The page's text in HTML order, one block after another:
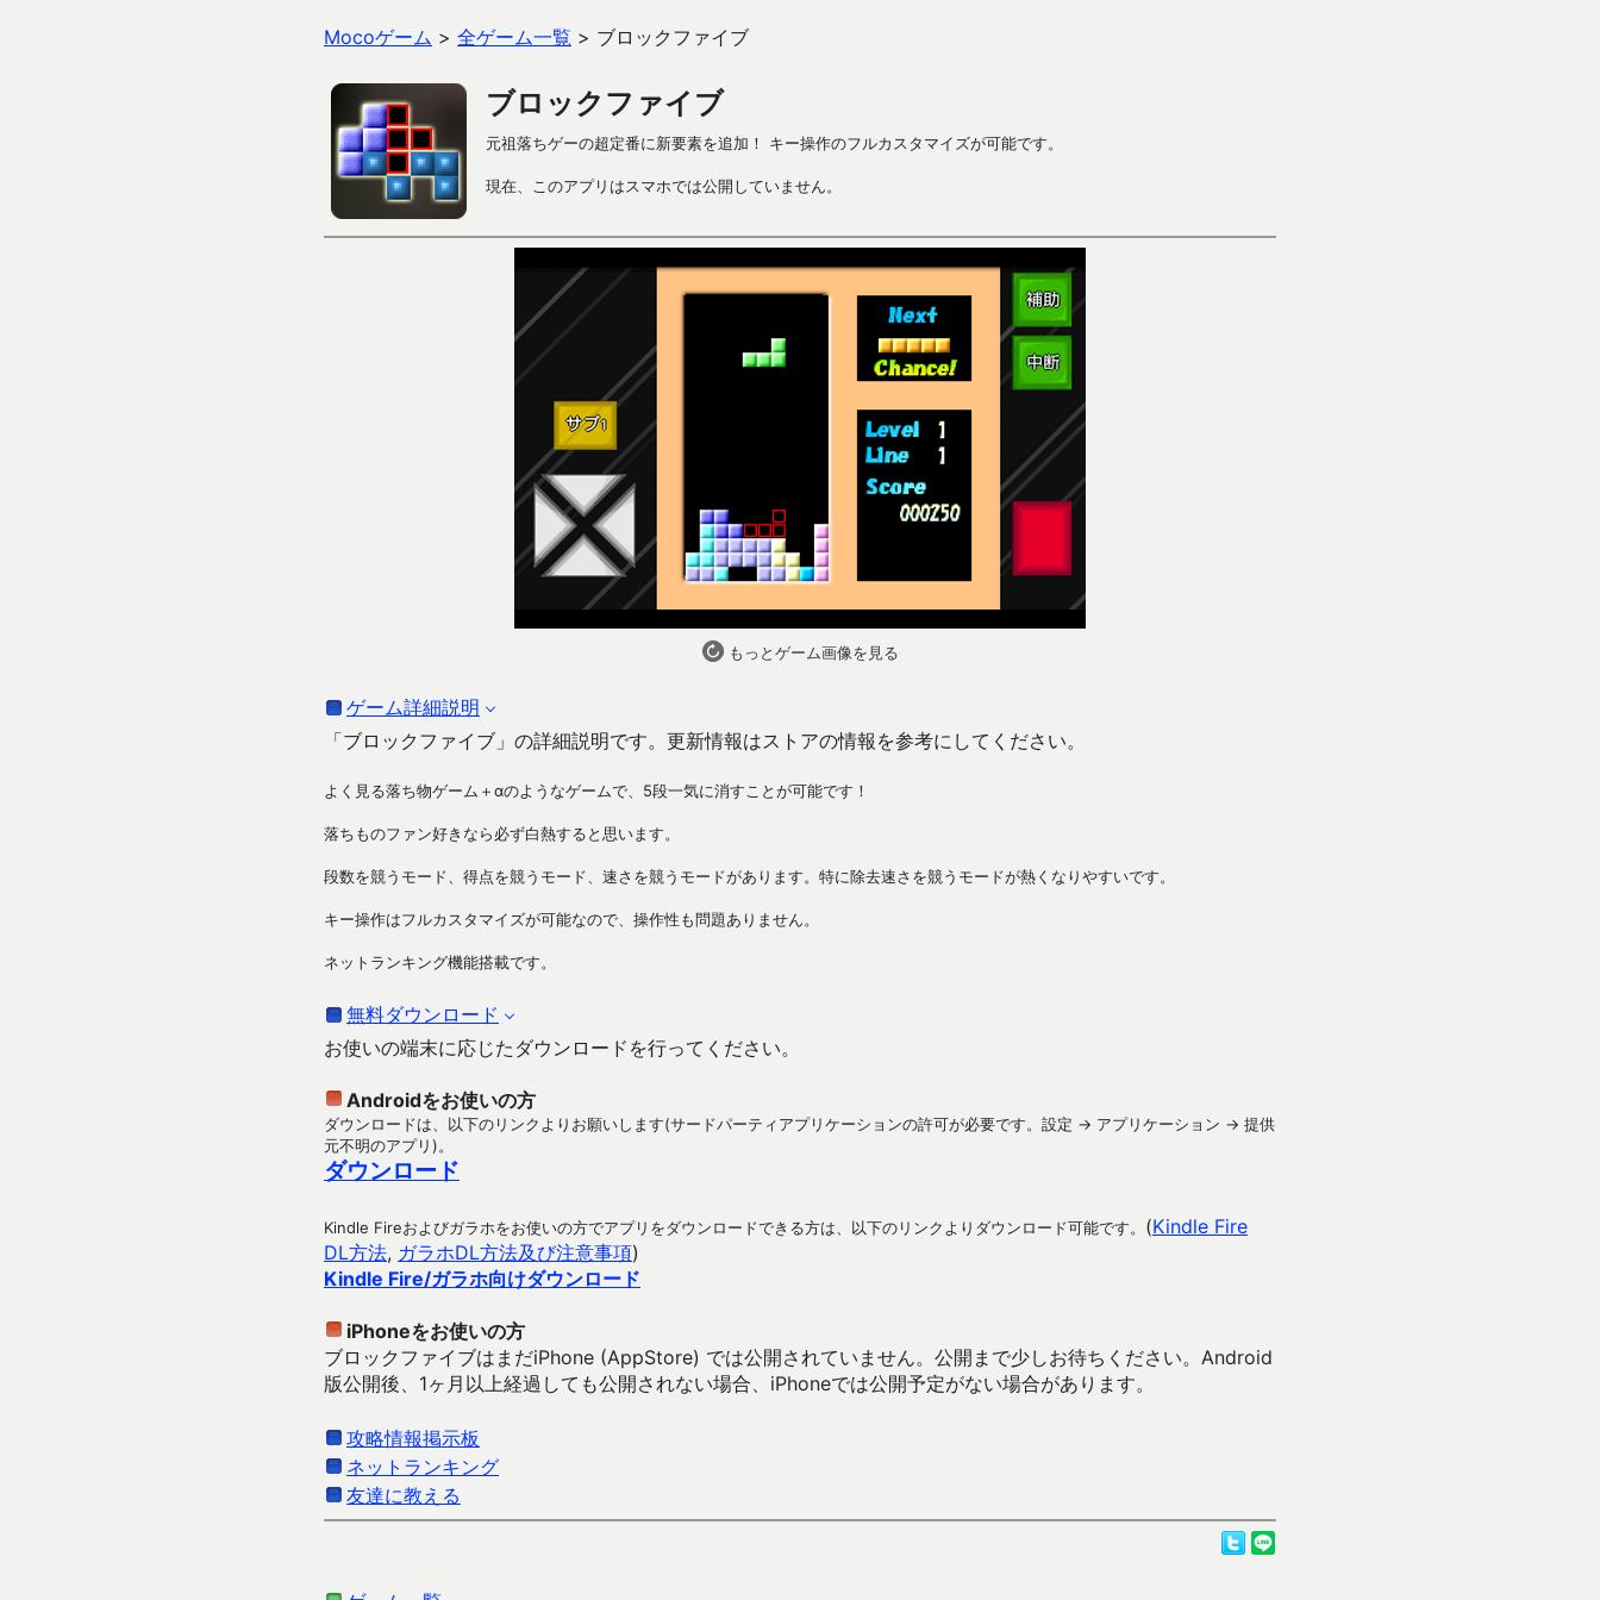
Mocoゲーム > 全ゲーム一覧 > ブロックファイブ
ブロックファイブ
元祖落ちゲーの超定番に新要素を追加！ キー操作のフルカスタマイズが可能です。
現在、このアプリはスマホでは公開していません。
もっとゲーム画像を見る
ゲーム詳細説明
「ブロックファイブ」の詳細説明です。更新情報はストアの情報を参考にしてください。
よく見る落ち物ゲーム＋αのようなゲームで、5段一気に消すことが可能です！
落ちものファン好きなら必ず白熱すると思います。
段数を競うモード、得点を競うモード、速さを競うモードがあります。特に除去速さを競うモードが熱くなりやすいです。
キー操作はフルカスタマイズが可能なので、操作性も問題ありません。
ネットランキング機能搭載です。
無料ダウンロード
お使いの端末に応じたダウンロードを行ってください。
Androidをお使いの方
ダウンロードは、以下のリンクよりお願いします(サードパーティアプリケーションの許可が必要です。設定 → アプリケーション → 提供
元不明のアプリ)。
ダウンロード
Kindle Fireおよびガラホをお使いの方でアプリをダウンロードできる方は、以下のリンクよりダウンロード可能です。 (Kindle Fire
DL方法, ガラホDL方法及び注意事項)
Kindle Fire/ガラホ向けダウンロード
iPhoneをお使いの方
ブロックファイブはまだiPhone (AppStore) では公開されていません。公開まで少しお待ちください。Android
版公開後、1ヶ月以上経過しても公開されない場合、iPhoneでは公開予定がない場合があります。
攻略情報掲示板
ネットランキング
友達に教える